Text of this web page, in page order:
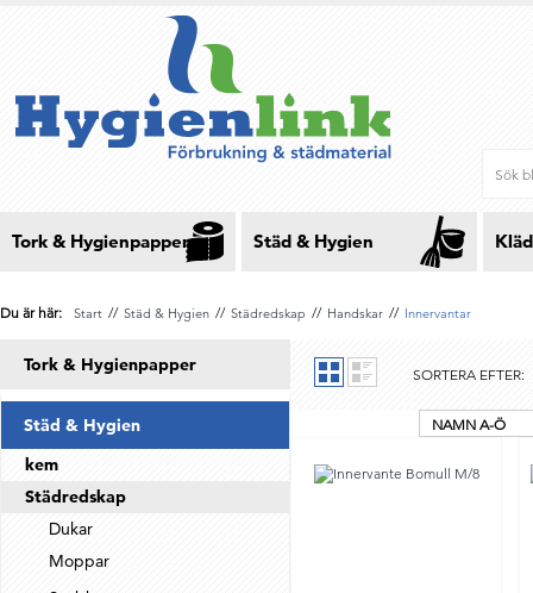
Tork & Hygienpapper Städ & Hygien
Du är här: Start // Städ & Hygien // Städredskap // Handskar // Innervantar
Tork & Hygienpapper
Städ & Hygien
kem
Städredskap
Dukar
Moppar
SORTERA EFTER:
NAMN A-Ö